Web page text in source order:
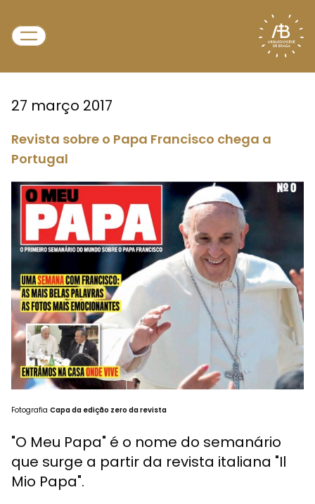
27 março 2017
Revista sobre o Papa Francisco chega a
Portugal
Fotografia Capa da edição zero da revista
"O Meu Papa" é o nome do semanário
que surge a partir da revista italiana "Il
Mio Papa".